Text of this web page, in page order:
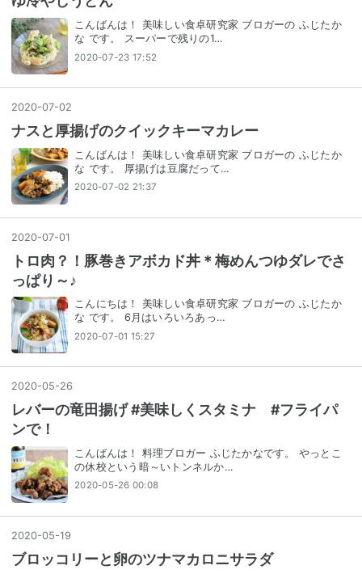
こんばんは！ 美味しい食卓研究家 ブロガーの ふじたか
な です。 スーパーで残りの1…
2020-07-23 17:52
2020-07-02
ナスと厚揚げのクイックキーマカレー
こんばんは！ 美味しい食卓研究家 ブロガーの ふじたか
な です。 厚揚げは豆腐だって…
2020-07-02 21:37
2020-07-01
トロ肉？！豚巻きアボカド丼＊梅めんつゆダレでさ
っぱり～♪
こんにちは！ 美味しい食卓研究家 ブロガーの ふじたか
な です。 6月はいろいろあっ…
2020-07-01 15:27
2020-05-26
レバーの竜田揚げ #美味しくスタミナ #フライパ
ンで！
こんばんは！ 料理ブロガー ふじたかなです。 やっとこ
の休校という暗～いトンネルか…
2020-05-26 00:08
2020-05-19
ブロッコリーと卵のツナマカロニサラダ